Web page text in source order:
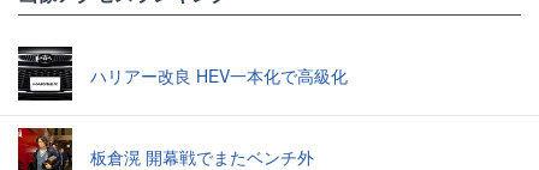
ハリアー改良 HEV一本化で高級化
板倉滉 開幕戦でまたベンチ外